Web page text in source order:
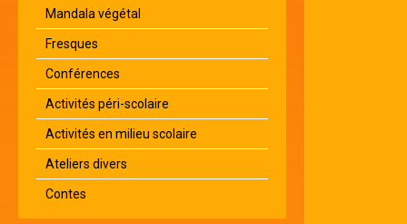
Mandala végétal
Fresques
Conférences
Activités péri-scolaire
Activités en milieu scolaire
Ateliers divers
Contes